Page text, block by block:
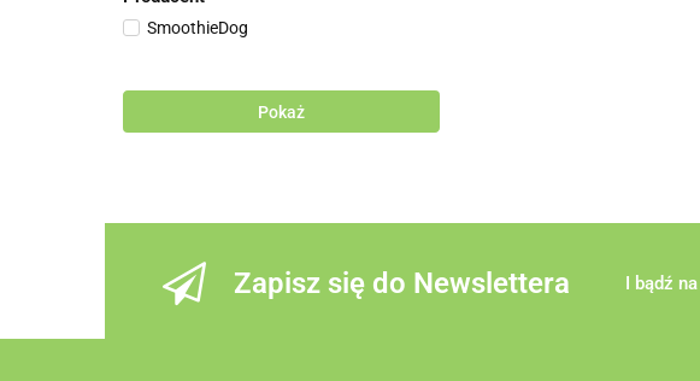
SmoothieDog
Pokaż
Zapisz się do Newslettera I bądź